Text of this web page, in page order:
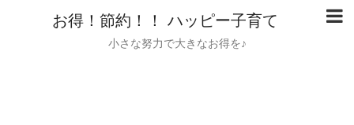
お得！節約！！ ハッピー子育て
小さな努力で大きなお得を♪